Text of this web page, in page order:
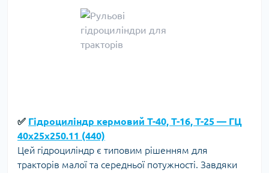
✅ Гідроциліндр кермовий Т-40, Т-16, Т-25 — ГЦ
40х25х250.11 (440)
Цей гідроциліндр є типовим рішенням для
тракторів малої та середньої потужності. Завдяки